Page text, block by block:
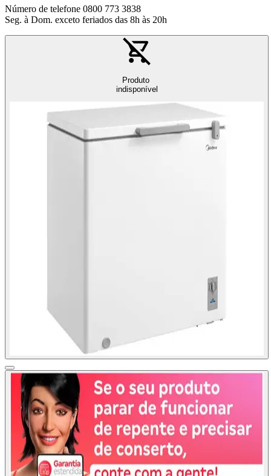
Número de telefone 0800 773 3838
Seg. à Dom. exceto feriados das 8h às 20h
Produto
indisponível